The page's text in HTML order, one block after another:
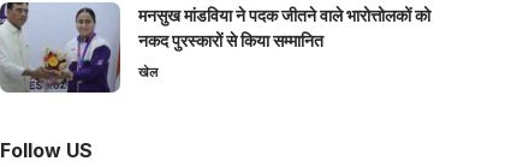
मनसुख मांडविया ने पदक जीतने वाले भारोत्तोलकों को
नकद पुरस्कारों से किया सम्मानित
खेल
Follow US